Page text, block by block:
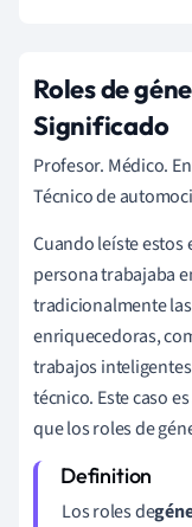
Roles de
Significado
Profesor. Médico.
Técnico de
Cuando leíste estos
persona trabajaba
tradicionalmente
enriquecedoras,
trabajos
técnico. Este caso
que los roles de
Los roles de